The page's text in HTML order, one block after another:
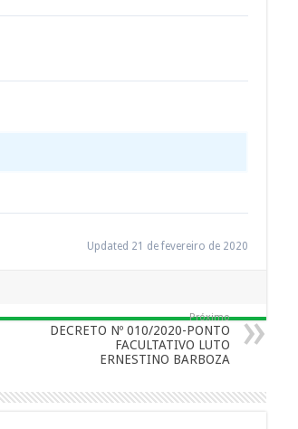
Updated 21 de fevereiro de 2020
Próximo
DECRETO Nº 010/2020-PONTO
FACULTATIVO LUTO
ERNESTINO BARBOZA